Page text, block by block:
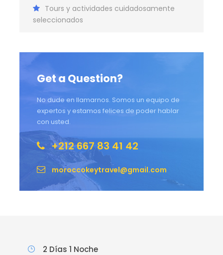
Tours y actividades cuidadosamente
seleccionados
Get a Question?
No dude en llamarnos. Somos un equipo de
expertos y estamos felices de poder hablar
con usted.
+212 667 83 41 42
moroccokeytravel@gmail.com
2 Días 1 Noche